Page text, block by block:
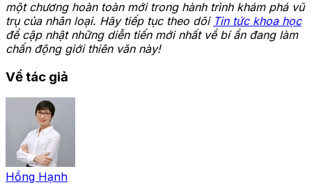
một chương hoàn toàn mới trong hành trình khám phá vũ
trụ của nhân loại. Hãy tiếp tục theo dõi Tin tức khoa học
để cập nhật những diễn tiến mới nhất về bí ẩn đang làm
chấn động giới thiên văn này!
Về tác giả
Hồng Hạnh